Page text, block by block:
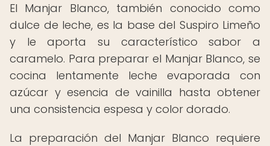
El Manjar Blanco, también conocido como
dulce de leche, es la base del Suspiro Limeño
y le aporta su característico sabor a
caramelo. Para preparar el Manjar Blanco, se
cocina lentamente leche evaporada con
azúcar y esencia de vainilla hasta obtener
una consistencia espesa y color dorado.
La preparación del Manjar Blanco requiere